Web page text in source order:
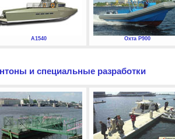
А1540 Охта P900
и специальные разработки